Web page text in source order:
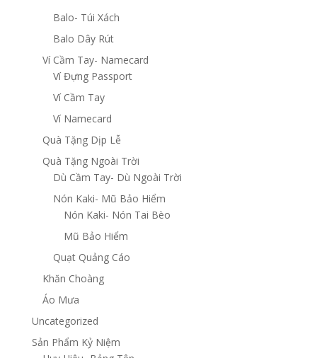
Balo- Túi Xách
Balo Dây Rút
Ví Cầm Tay- Namecard
Ví Đựng Passport
Ví Cầm Tay
Ví Namecard
Quà Tặng Dịp Lễ
Quà Tặng Ngoài Trời
Dù Cầm Tay- Dù Ngoài Trời
Nón Kaki- Mũ Bảo Hiểm
Nón Kaki- Nón Tai Bèo
Mũ Bảo Hiểm
Quạt Quảng Cáo
Khăn Choàng
Áo Mưa
Uncategorized
Sản Phẩm Kỷ Niệm